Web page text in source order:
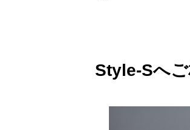
Style-Sへご